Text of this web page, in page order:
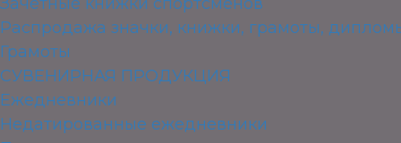
Распродажа значки, книжки, грамоты,
Грамоты
СУВЕНИРНАЯ ПРОДУКЦИЯ
Ежедневники
Недатированные ежедневники